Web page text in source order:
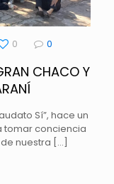
0 0
CHACO Y
Sí”, hace un
tomar conciencia
nuestra […]